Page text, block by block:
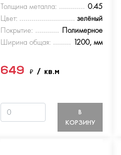
Толщина металла:
0.45
Цвет:
зелёный
Покрытие:
Полимерное
Ширина общая:
1200, мм
649₽/ кв.м
В
КОРЗИНУ